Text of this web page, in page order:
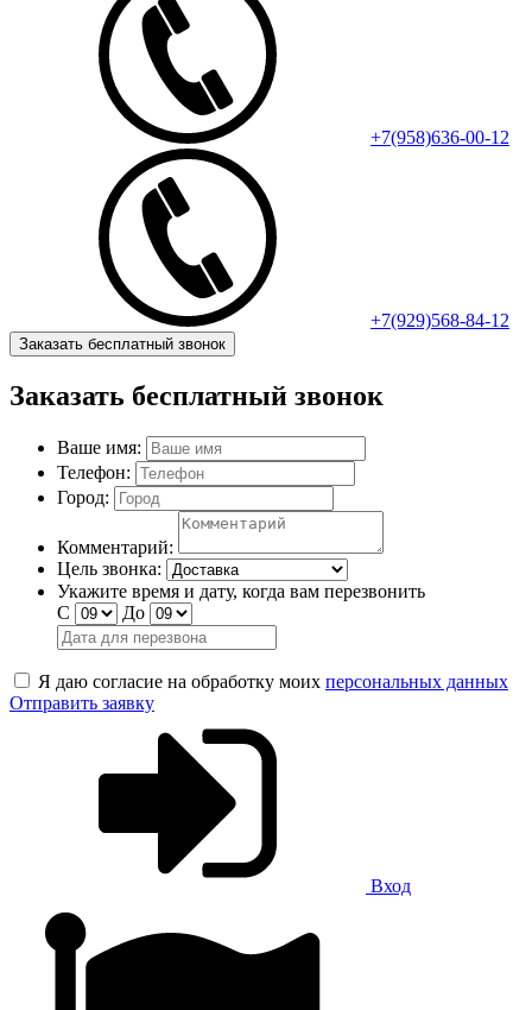
+7(958)636-00-12
+7(929)568-84-12
Заказать бесплатный звонок
Заказать бесплатный звонок
Ваше имя:
Телефон:
Город:
Комментарий:
Цель звонка:
Укажите время и дату, когда вам перезвонить
С
До
Я даю согласие на обработку моих персональных данных
Отправить заявку
Вход